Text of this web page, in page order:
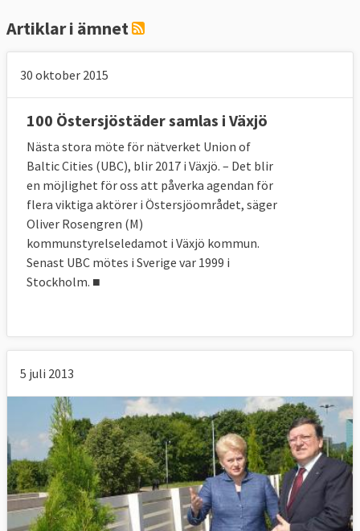
Artiklar i ämnet
30 oktober 2015
100 Östersjöstäder samlas i Växjö
Nästa stora möte för nätverket Union of
Baltic Cities (UBC), blir 2017 i Växjö. – Det blir
en möjlighet för oss att påverka agendan för
flera viktiga aktörer i Östersjöområdet, säger
Oliver Rosengren (M)
kommunstyrelseledamot i Växjö kommun.
Senast UBC mötes i Sverige var 1999 i
Stockholm. ■
5 juli 2013